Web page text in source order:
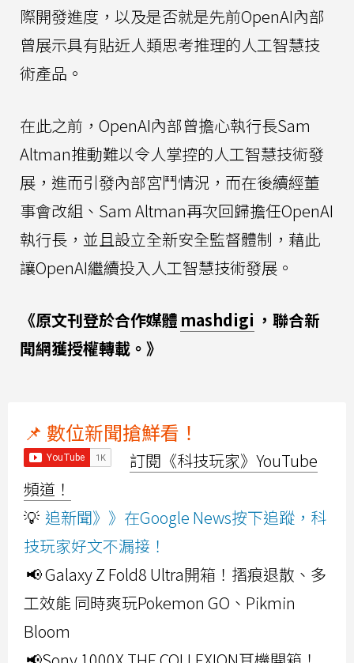
際開發進度，以及是否就是先前OpenAI內部
曾展示具有貼近人類思考推理的人工智慧技
術產品。
在此之前，OpenAI內部曾擔心執行長Sam
Altman推動難以令人掌控的人工智慧技術發
展，進而引發內部宮鬥情況，而在後續經董
事會改組、Sam Altman再次回歸擔任OpenAI
執行長，並且設立全新安全監督體制，藉此
讓OpenAI繼續投入人工智慧技術發展。
《原文刊登於合作媒體 mashdigi ，聯合新
聞網獲授權轉載。》
📌 數位新聞搶鮮看！
訂閱《科技玩家》YouTube
頻道！
💡 追新聞》》在Google News按下追蹤，科
技玩家好文不漏接！
📢 Galaxy Z Fold8 Ultra開箱！摺痕退散、多
工效能 同時爽玩Pokemon GO、Pikmin
Bloom